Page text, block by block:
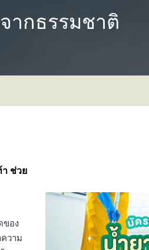
กธรรมชาติ
ช่วย
ของ
วาม